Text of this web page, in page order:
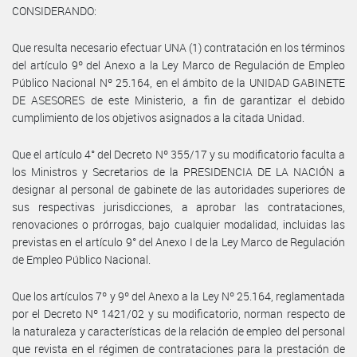
CONSIDERANDO:
Que resulta necesario efectuar UNA (1) contratación en los términos
del artículo 9º del Anexo a la Ley Marco de Regulación de Empleo
Público Nacional Nº 25.164, en el ámbito de la UNIDAD GABINETE
DE ASESORES de este Ministerio, a fin de garantizar el debido
cumplimiento de los objetivos asignados a la citada Unidad.
Que el artículo 4° del Decreto Nº 355/17 y su modificatorio faculta a
los Ministros y Secretarios de la PRESIDENCIA DE LA NACIÓN a
designar al personal de gabinete de las autoridades superiores de
sus respectivas jurisdicciones, a aprobar las contrataciones,
renovaciones o prórrogas, bajo cualquier modalidad, incluidas las
previstas en el artículo 9° del Anexo I de la Ley Marco de Regulación
de Empleo Público Nacional.
Que los artículos 7º y 9º del Anexo a la Ley Nº 25.164, reglamentada
por el Decreto Nº 1421/02 y su modificatorio, norman respecto de
la naturaleza y características de la relación de empleo del personal
que revista en el régimen de contrataciones para la prestación de